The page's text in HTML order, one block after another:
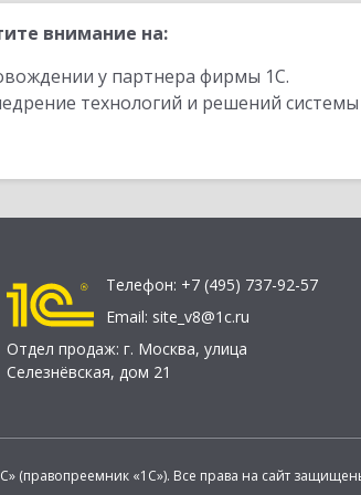
внимание на:
у партнера фирмы 1С.
технологий и решений
Телефон: +7 (495) 737-92-57
Email: site_v8@1c.ru
Отдел продаж: г. Москва, улица
Селезнёвская, дом 21
(правопреемник «1С»). Все права на сайт